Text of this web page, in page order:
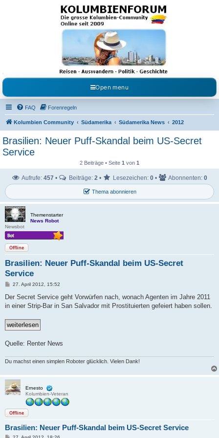
Kolumbienforum - Das
grosse Forum der
Freunde Kolumbiens
Reisen, Auswandern, Kultur, Politik, Geschichte und Visum in Kolumbien und Venezuela.
Austausch, Erfahrungen und Gemeinschaft im Kolumbienforum
Open menu
FAQ Forenregeln
Kolumbien Community Südamerika Südamerika News 2012
Brasilien: Neuer Puff-Skandal beim US-Secret
Service
2 Beiträge • Seite 1 von 1
Thema abonnieren
Aufrufe: 457 • Beiträge: 2 • Lesezeichen: 0 • Abonnenten: 0
Themenstarter
News Robot
Newsbot
Offline
Brasilien: Neuer Puff-Skandal beim US-Secret
Service
B
i
r
g
27. April 2012, 15:52
Der Secret Service geht Vorwürfen nach, wonach Agenten im Jahre 2011
in einer Strip-Bar in San Salvador mit Prostituierten gefeiert haben sollen.
Quelle: Renter News
Du machst einen simplen Roboter glücklich. Vielen Dank!
Ernesto
Kolumbien-Veteran
Offline
Brasilien: Neuer Puff-Skandal beim US-Secret Service
B